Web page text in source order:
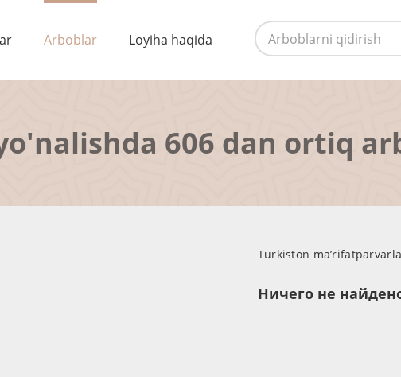
Arboblar Loyiha haqida
606 dan ortiq
Turkiston
Ничего не